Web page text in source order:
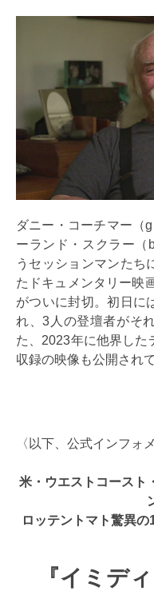
ダニー・コーチマー（
ーランド・スクラー（
うセッションマンたち
たドキュメンタリー映
がついに封切。初日に
れ、3人の登壇者がそ
た、2023年に他界した
収録の映像も公開され
〈以下、公式インフォ
米・ウエストコースト
ロッテントマト驚異
『イミデ